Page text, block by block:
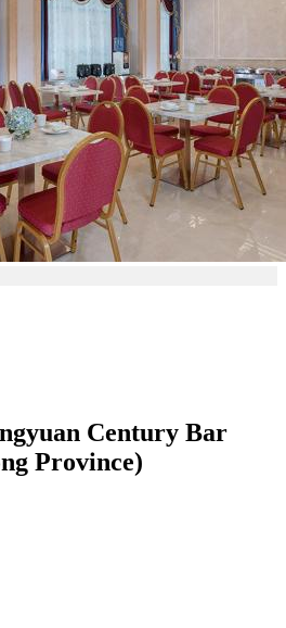
Century Bar
Province)